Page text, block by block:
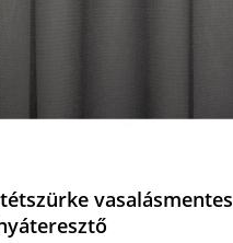
vasalásmentes